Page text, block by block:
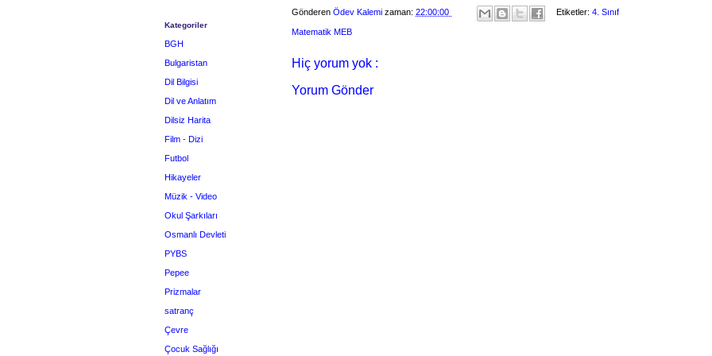
Gönderen Ödev Kalemi zaman: 22:00:00 Etiketler: 4. Sınıf
Matematik MEB
Hiç yorum yok :
Yorum Gönder
Kategoriler
BGH
Bulgaristan
Dil Bilgisi
Dil ve Anlatım
Dilsiz Harita
Film - Dizi
Futbol
Hikayeler
Müzik - Video
Okul Şarkıları
Osmanlı Devleti
PYBS
Pepee
Prizmalar
satranç
Çevre
Çocuk Sağlığı